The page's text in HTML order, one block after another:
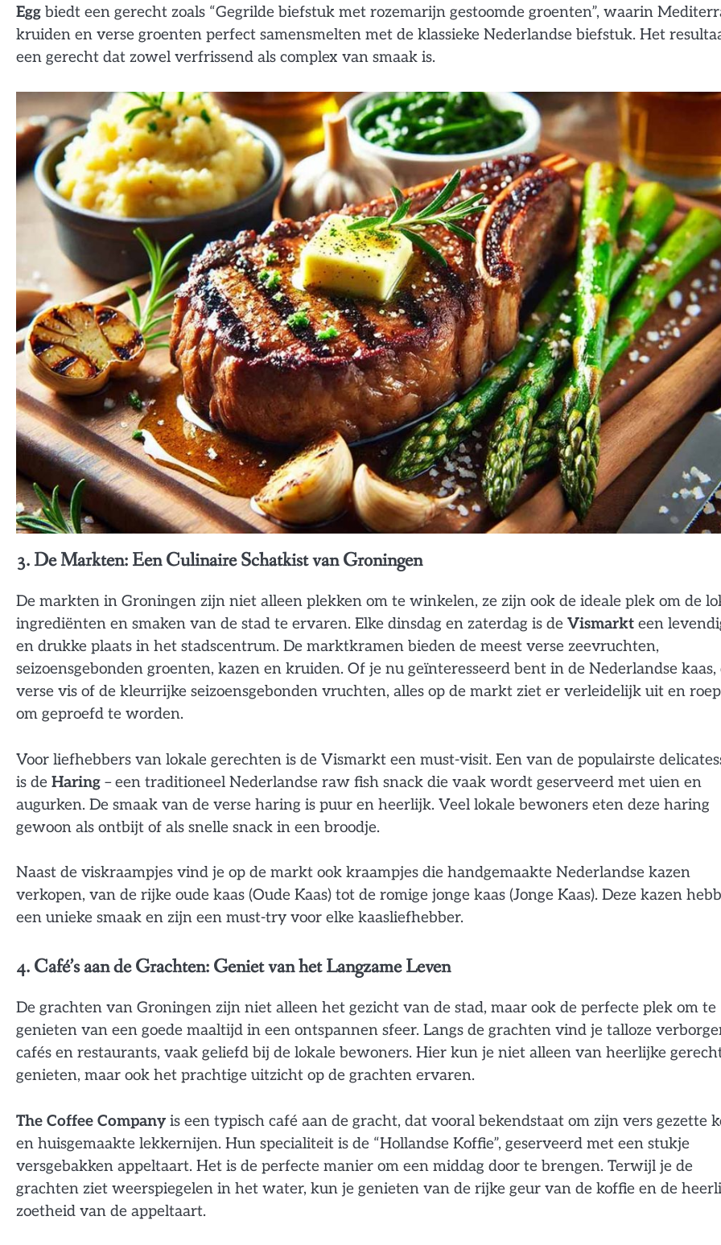
Egg biedt een gerecht zoals “Gegrilde biefstuk met rozemarijn gestoomde groenten”, waarin
kruiden en verse groenten perfect samensmelten met de klassieke Nederlandse biefstuk. Het
een gerecht dat zowel verfrissend als complex van smaak is.
3. De Markten: Een Culinaire Schatkist van Groningen
De markten in Groningen zijn niet alleen plekken om te winkelen, ze zijn ook de ideale plek om de
ingrediënten en smaken van de stad te ervaren. Elke dinsdag en zaterdag is de Vismarkt een
en drukke plaats in het stadscentrum. De marktkramen bieden de meest verse zeevruchten,
seizoensgebonden groenten, kazen en kruiden. Of je nu geïnteresseerd bent in de Nederlandse kaas,
verse vis of de kleurrijke seizoensgebonden vruchten, alles op de markt ziet er verleidelijk uit en
om geproefd te worden.
Voor liefhebbers van lokale gerechten is de Vismarkt een must-visit. Een van de populairste
is de Haring – een traditioneel Nederlandse raw fish snack die vaak wordt geserveerd met uien en
augurken. De smaak van de verse haring is puur en heerlijk. Veel lokale bewoners eten deze haring
gewoon als ontbijt of als snelle snack in een broodje.
Naast de viskraampjes vind je op de markt ook kraampjes die handgemaakte Nederlandse kazen
verkopen, van de rijke oude kaas (Oude Kaas) tot de romige jonge kaas (Jonge Kaas). Deze kazen
een unieke smaak en zijn een must-try voor elke kaasliefhebber.
4. Café’s aan de Grachten: Geniet van het Langzame Leven
De grachten van Groningen zijn niet alleen het gezicht van de stad, maar ook de perfecte plek om te
genieten van een goede maaltijd in een ontspannen sfeer. Langs de grachten vind je talloze
cafés en restaurants, vaak geliefd bij de lokale bewoners. Hier kun je niet alleen van heerlijke
genieten, maar ook het prachtige uitzicht op de grachten ervaren.
The Coffee Company is een typisch café aan de gracht, dat vooral bekendstaat om zijn vers gezette
en huisgemaakte lekkernijen. Hun specialiteit is de “Hollandse Koffie”, geserveerd met een stukje
versgebakken appeltaart. Het is de perfecte manier om een middag door te brengen. Terwijl je de
grachten ziet weerspiegelen in het water, kun je genieten van de rijke geur van de koffie en de
zoetheid van de appeltaart.